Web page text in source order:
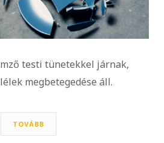
testi tünetekkel járnak,
megbetegedése áll.
TOVÁBB